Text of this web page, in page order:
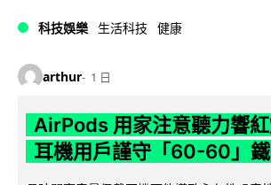
科技娛樂 生活科技 健康
arthur 1 日
AirPods 用家注意聽力響
耳機用戶謹守「60-60」